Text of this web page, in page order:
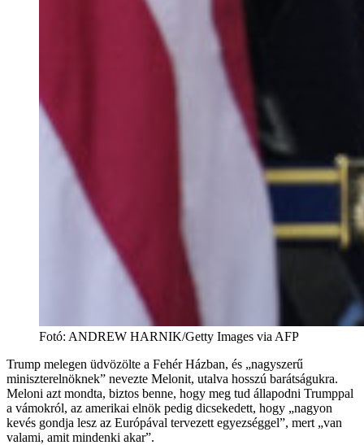
Fotó: ANDREW HARNIK/Getty Images via AFP
Trump melegen üdvözölte a Fehér Házban, és „nagyszerű
miniszterelnöknek” nevezte Melonit, utalva hosszú barátságukra.
Meloni azt mondta, biztos benne, hogy meg tud állapodni Trumppal
a vámokról, az amerikai elnök pedig dicsekedett, hogy „nagyon
kevés gondja lesz az Európával tervezett egyezséggel”, mert „van
valami, amit mindenki akar”.